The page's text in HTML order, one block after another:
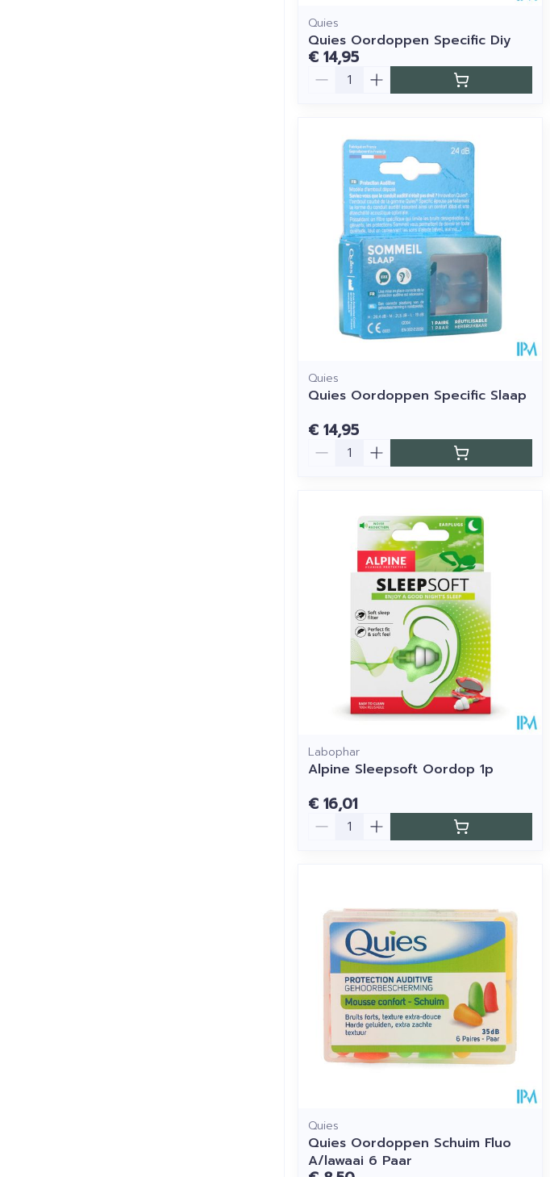
Quies
Quies Oordoppen Specific Diy
€ 14,95
Aantal
Quies
Quies Oordoppen Specific Slaap
€ 14,95
Aantal
Labophar
Alpine Sleepsoft Oordop 1p
€ 16,01
Aantal
Quies
Quies Oordoppen Schuim Fluo
A/lawaai 6 Paar